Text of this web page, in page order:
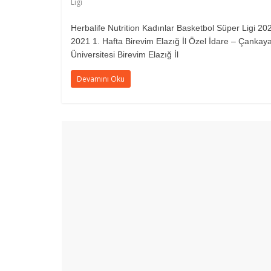
Ligi
Herbalife Nutrition Kadınlar Basketbol Süper Ligi
2021 1. Hafta Birevim Elazığ İl Özel İdare –
Üniversitesi Birevim Elazığ İl
Devamını Oku